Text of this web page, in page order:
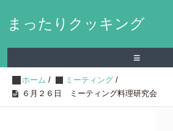
まったりクッキング
≡
ホーム / ミーティング /
６月２６日 ミーティング料理研究会